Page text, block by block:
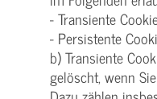
- Transiente
- Persistente
b) Transiente
gelöscht, wenn